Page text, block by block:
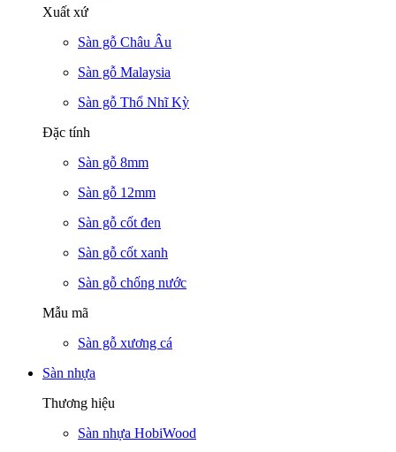
Xuất xứ
Sàn gỗ Châu Âu
Sàn gỗ Malaysia
Sàn gỗ Thổ Nhĩ Kỳ
Đặc tính
Sàn gỗ 8mm
Sàn gỗ 12mm
Sàn gỗ cốt đen
Sàn gỗ cốt xanh
Sàn gỗ chống nước
Mẫu mã
Sàn gỗ xương cá
Sàn nhựa
Thương hiệu
Sàn nhựa HobiWood